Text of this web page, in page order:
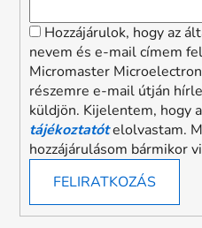
Hozzájárulok, hogy az
nevem és e-mail címem
Micromaster
részemre e-mail útján
küldjön. Kijelentem, hogy
tájékoztatótelolvastam.
hozzájárulásom bármikor
FELIRATKOZÁS